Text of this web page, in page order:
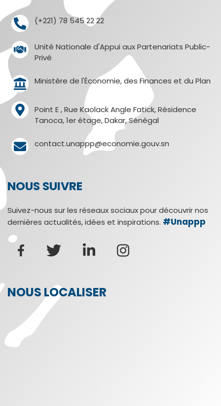
(+221) 78 545 22 22
Unité Nationale d'Appui aux Partenariats Public-
Privé
Ministère de l'Économie, des Finances et du Plan
Point E , Rue Kaolack Angle Fatick, Résidence
Tanoca, 1er étage, Dakar, Sénégal
contact.unappp@economie.gouv.sn
NOUS SUIVRE
Suivez-nous sur les réseaux sociaux pour découvrir nos
dernières actualités, idées et inspirations. #Unappp
NOUS LOCALISER